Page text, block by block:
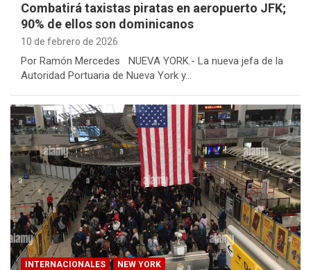
Combatirá taxistas piratas en aeropuerto JFK;
90% de ellos son dominicanos
10 de febrero de 2026
Por Ramón Mercedes NUEVA YORK.- La nueva jefa de la
Autoridad Portuaria de Nueva York y…
INTERNACIONALES NEW YORK